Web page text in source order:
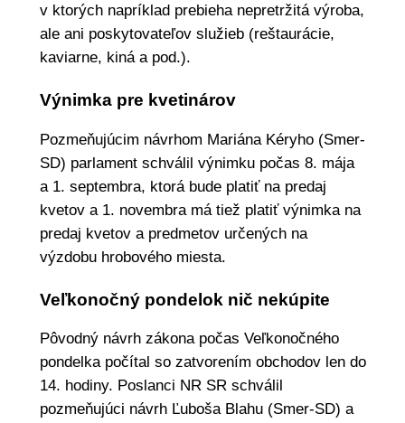
v ktorých napríklad prebieha nepretržitá výroba,
ale ani poskytovateľov služieb (reštaurácie,
kaviarne, kiná a pod.).
Výnimka pre kvetinárov
Pozmeňujúcim návrhom Mariána Kéryho (Smer-
SD) parlament schválil výnimku počas 8. mája
a 1. septembra, ktorá bude platiť na predaj
kvetov a 1. novembra má tiež platiť výnimka na
predaj kvetov a predmetov určených na
výzdobu hrobového miesta.
Veľkonočný pondelok nič nekúpite
Pôvodný návrh zákona počas Veľkonočného
pondelka počítal so zatvorením obchodov len do
14. hodiny. Poslanci NR SR schválil
pozmeňujúci návrh Ľuboša Blahu (Smer-SD) a